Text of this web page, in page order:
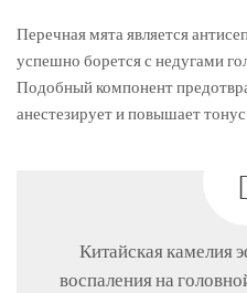
Перечная мята является
успешно борется с недугами
Подобный компонент
анестезирует и повышает
Китайская камелия
воспаления на